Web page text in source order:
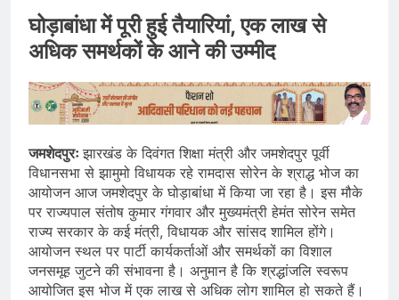
घोड़ाबांधा में पूरी हुई तैयारियां, एक लाख से
अधिक समर्थकों के आने की उम्मीद
जमशेदपुरःझारखंड के दिवंगत शिक्षा मंत्री और जमशेदपुर पूर्वी
विधानसभा से झामुमो विधायक रहे रामदास सोरेन के श्राद्ध भोज का
आयोजन आज जमशेदपुर के घोड़ाबांधा में किया जा रहा है। इस मौके
पर राज्यपाल संतोष कुमार गंगवार और मुख्यमंत्री हेमंत सोरेन समेत
राज्य सरकार के कई मंत्री, विधायक और सांसद शामिल होंगे।
आयोजन स्थल पर पार्टी कार्यकर्ताओं और समर्थकों का विशाल
जनसमूह जुटने की संभावना है। अनुमान है कि श्रद्धांजलि स्वरूप
आयोजित इस भोज में एक लाख से अधिक लोग शामिल हो सकते हैं।